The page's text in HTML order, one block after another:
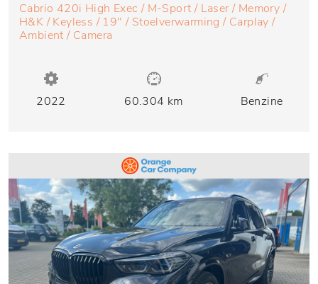
Cabrio 420i High Exec / M-Sport / Laser / Memory /
H&K / Keyless / 19" / Stoelverwarming / Carplay /
Ambient / Camera
2022 60.304 km Benzine